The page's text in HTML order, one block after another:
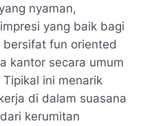
nyaman,
yang baik bagi
fun oriented
kantor secara umum
ini menarik
di dalam suasana
kerumitan